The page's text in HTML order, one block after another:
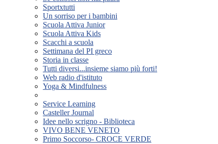
Sportxtutti
Un sorriso per i bambini
Scuola Attiva Junior
Scuola Attiva Kids
Scacchi a scuola
Settimana del PI greco
Storia in classe
Tutti diversi...insieme siamo più forti!
Web radio d'istituto
Yoga & Mindfulness
Service Learning
Casteller Journal
Idee nello scrigno - Biblioteca
VIVO BENE VENETO
Primo Soccorso- CROCE VERDE